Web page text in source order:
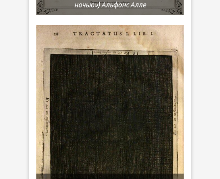
ночью») Альфонс Алле